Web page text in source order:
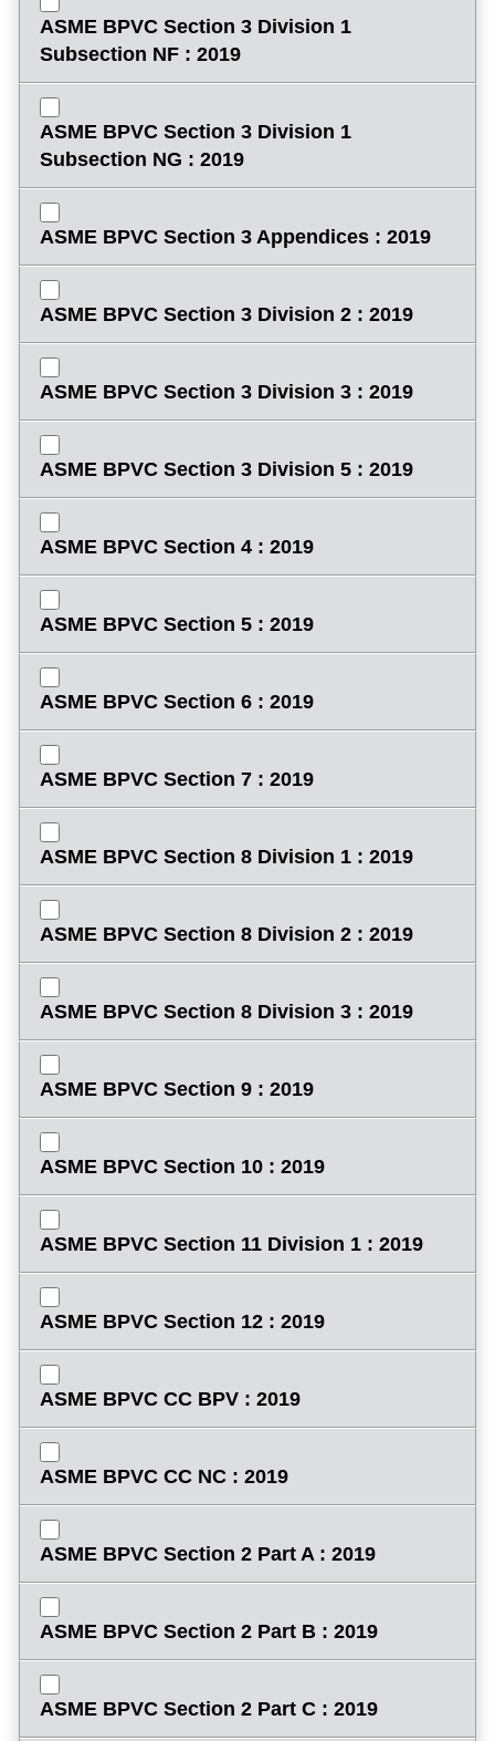
ASME BPVC Section 3 Division 1
Subsection NF : 2019
ASME BPVC Section 3 Division 1
Subsection NG : 2019
ASME BPVC Section 3 Appendices : 2019
ASME BPVC Section 3 Division 2 : 2019
ASME BPVC Section 3 Division 3 : 2019
ASME BPVC Section 3 Division 5 : 2019
ASME BPVC Section 4 : 2019
ASME BPVC Section 5 : 2019
ASME BPVC Section 6 : 2019
ASME BPVC Section 7 : 2019
ASME BPVC Section 8 Division 1 : 2019
ASME BPVC Section 8 Division 2 : 2019
ASME BPVC Section 8 Division 3 : 2019
ASME BPVC Section 9 : 2019
ASME BPVC Section 10 : 2019
ASME BPVC Section 11 Division 1 : 2019
ASME BPVC Section 12 : 2019
ASME BPVC CC BPV : 2019
ASME BPVC CC NC : 2019
ASME BPVC Section 2 Part A : 2019
ASME BPVC Section 2 Part B : 2019
ASME BPVC Section 2 Part C : 2019